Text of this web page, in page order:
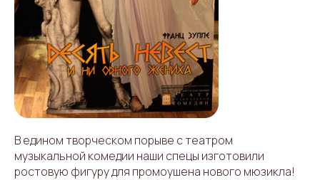
В едином творческом порыве с театром
музыкальной комедии наши спецы изготовили
ростовую фигуру для промоушена нового мюзикла!